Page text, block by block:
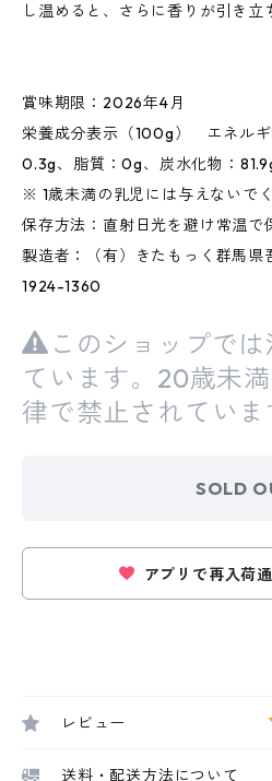
し温めると、さらに香りが引き立
賞味期限：2026年4月
栄養成分表示（100g） エネルギ
0.3g、脂質：0g、炭水化物：
※ 1歳未満の乳児には与えないで
保存方法：直射日光を避け常温で
製造者：（有）きたもっく群馬県
1924-1360
このショップで
ています。20歳未
律で禁止されていま
SOLD
アプリで再入荷
レビュー
送料・配送方法について